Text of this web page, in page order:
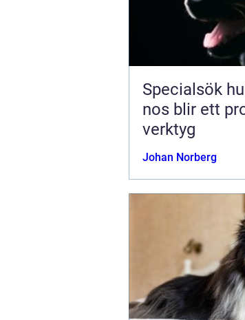
Specialsök hund när
nos blir ett
verktyg
Johan Norberg